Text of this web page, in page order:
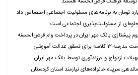
از مسئولیت‌پذیری اجتماعی است
عدالت آموزشی
سرپناه خانواده‌های نیازمند استان کردستان